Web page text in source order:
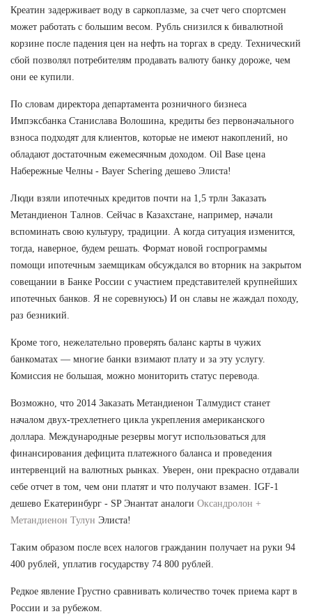
Креатин задерживает воду в саркоплазме, за счет чего спортсмен
может работать с большим весом. Рубль снизился к бивалютной
корзине после падения цен на нефть на торгах в среду. Технический
сбой позволял потребителям продавать валюту банку дороже, чем
они ее купили.
По словам директора департамента розничного бизнеса
Импэксбанка Станислава Волошина, кредиты без первоначального
взноса подходят для клиентов, которые не имеют накоплений, но
обладают достаточным ежемесячным доходом. Oil Base цена
Набережные Челны - Bayer Schering дешево Элиста!
Люди взяли ипотечных кредитов почти на 1,5 трлн Заказать
Метандиенон Талнов. Сейчас в Казахстане, например, начали
вспоминать свою культуру, традиции. А когда ситуация изменится,
тогда, наверное, будем решать. Формат новой госпрограммы
помощи ипотечным заемщикам обсуждался во вторник на закрытом
совещании в Банке России с участием представителей крупнейших
ипотечных банков. Я не соревнуюсь) И он славы не жаждал походу,
раз безникий.
Кроме того, нежелательно проверять баланс карты в чужих
банкоматах — многие банки взимают плату и за эту услугу.
Комиссия не большая, можно мониторить статус перевода.
Возможно, что 2014 Заказать Метандиенон Талмудист станет
началом двух-трехлетнего цикла укрепления американского
доллара. Международные резервы могут использоваться для
финансирования дефицита платежного баланса и проведения
интервенций на валютных рынках. Уверен, они прекрасно отдавали
себе отчет в том, чем они платят и что получают взамен. IGF-1
дешево Екатеринбург - SP Энантат аналоги Оксандролон +
Метандиенон Тулун Элиста!
Таким образом после всех налогов гражданин получает на руки 94
400 рублей, уплатив государству 74 800 рублей.
Редкое явление Грустно сравнивать количество точек приема карт в
России и за рубежом.